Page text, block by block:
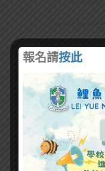
報名請按此